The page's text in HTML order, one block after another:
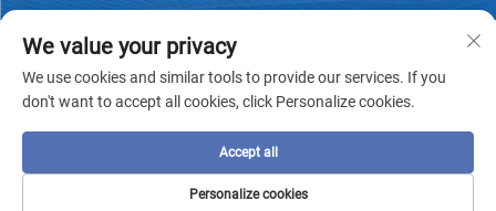
We value your privacy
We use cookies and similar tools to provide our services. If you
don't want to accept all cookies, click Personalize cookies.
Personalize cookies
Accept all